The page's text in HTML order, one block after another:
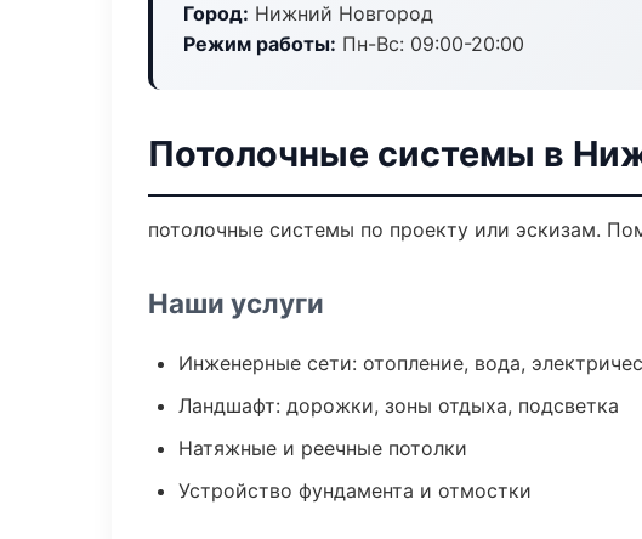
Город: Нижний Новгород
Режим работы: Пн-Вс: 09:00-20:00
Потолочные системы в
потолочные системы по проекту или эскизам.
Наши услуги
Инженерные сети: отопление, вода,
Ландшафт: дорожки, зоны отдыха, подсветка
Натяжные и реечные потолки
Устройство фундамента и отмостки